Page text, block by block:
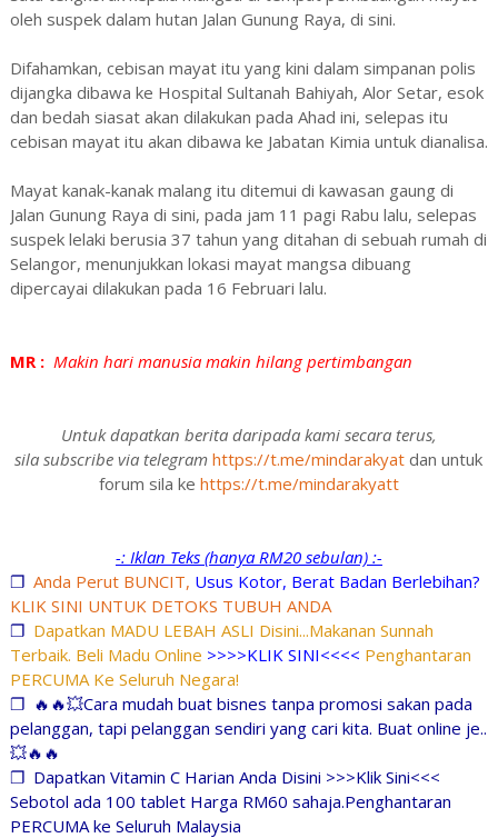
oleh suspek dalam hutan Jalan Gunung Raya, di sini.
Difahamkan, cebisan mayat itu yang kini dalam simpanan polis
dijangka dibawa ke Hospital Sultanah Bahiyah, Alor Setar, esok
dan bedah siasat akan dilakukan pada Ahad ini, selepas itu
cebisan mayat itu akan dibawa ke Jabatan Kimia untuk dianalisa.
Mayat kanak-kanak malang itu ditemui di kawasan gaung di
Jalan Gunung Raya di sini, pada jam 11 pagi Rabu lalu, selepas
suspek lelaki berusia 37 tahun yang ditahan di sebuah rumah di
Selangor, menunjukkan lokasi mayat mangsa dibuang
dipercayai dilakukan pada 16 Februari lalu.
MR :Makin hari manusia makin hilang pertimbangan
Untuk dapatkan berita daripada kami secara terus,
sila subscribe via telegram https://t.me/mindarakyat dan untuk
forum sila ke https://t.me/mindarakyatt
-: Iklan Teks (hanya RM20 sebulan) :-
❐ Anda Perut BUNCIT, Usus Kotor, Berat Badan Berlebihan?
KLIK SINI UNTUK DETOKS TUBUH ANDA
❐ Dapatkan MADU LEBAH ASLI Disini...Makanan Sunnah
Terbaik. Beli Madu Online >>>>KLIK SINI<<<< Penghantaran
PERCUMA Ke Seluruh Negara!
❐ 🔥🔥💥Cara mudah buat bisnes tanpa promosi sakan pada
pelanggan, tapi pelanggan sendiri yang cari kita. Buat online je..
💥🔥🔥
❐ Dapatkan Vitamin C Harian Anda Disini >>>Klik Sini<<<
Sebotol ada 100 tablet Harga RM60 sahaja.Penghantaran
PERCUMA ke Seluruh Malaysia